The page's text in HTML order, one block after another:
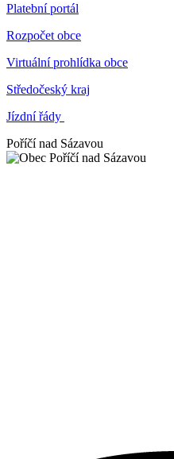
Platební portál
Rozpočet obce
Virtuální prohlídka obce
Středočeský kraj
Jízdní řády
Poříčí nad Sázavou